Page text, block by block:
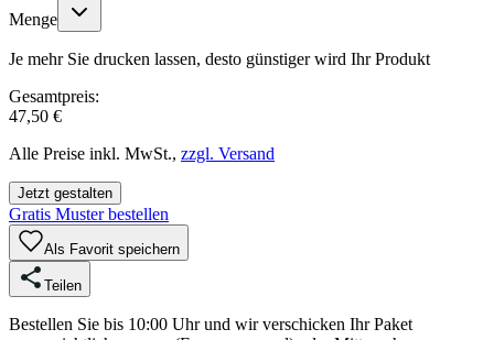
Menge
Je mehr Sie drucken lassen, desto günstiger wird Ihr Produkt
Gesamtpreis:
47,50 €
Alle Preise inkl. MwSt., zzgl. Versand
Jetzt gestalten
Gratis Muster bestellen
Als Favorit speichern
Teilen
Bestellen Sie bis 10:00 Uhr und wir verschicken Ihr Paket